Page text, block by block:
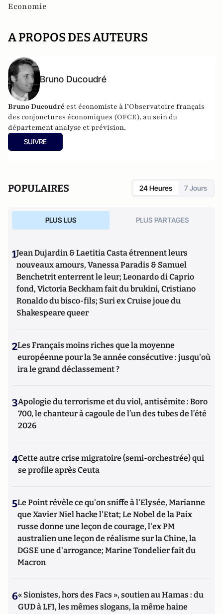
Economie
A PROPOS DES AUTEURS
Bruno Ducoudré
Bruno Ducoudré est économiste à l’Observatoire français
des conjonctures économiques (OFCE), au sein du
département analyse et prévision.
SUIVRE
POPULAIRES 24 Heures 7 Jours
PLUS LUS PLUS PARTAGES
1Jean Dujardin & Laetitia Casta étrennent leurs
nouveaux amours, Vanessa Paradis & Samuel
Benchetrit enterrent le leur; Leonardo di Caprio
fond, Victoria Beckham fait du brukini, Cristiano
Ronaldo du bisco-fils; Suri ex Cruise joue du
Shakespeare queer
2Les Français moins riches que la moyenne
européenne pour la 3e année consécutive : jusqu'où
ira le grand déclassement ?
3Apologie du terrorisme et du viol, antisémite : Boro
700, le chanteur à cagoule de l’un des tubes de l’été
2026
4Cette autre crise migratoire (semi-orchestrée) qui
se profile après Ceuta
5Le Point révèle ce qu'on sniffe à l'Elysée, Marianne
que Xavier Niel hacke l'Etat; Le Nobel de la Paix
russe donne une leçon de courage, l'ex PM
australien une leçon de réalisme sur la Chine, la
DGSE une d'arrogance; Marine Tondelier fait du
Macron
6« Sionistes, hors des Facs », soutien au Hamas : du
GUD à LFI, les mêmes slogans, la même haine